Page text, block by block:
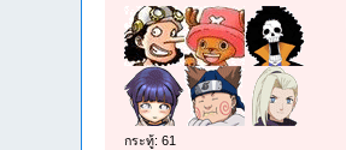
กระทู้: 61